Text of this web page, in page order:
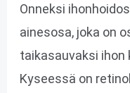
Onneksi
ainesosa, joka on
taikasauvaksi ihon
Kyseessä on